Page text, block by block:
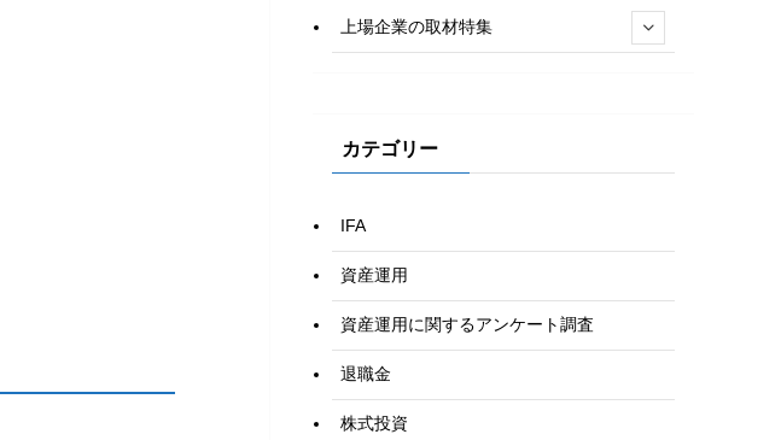
上場企業の取材特集
カテゴリー
IFA
資産運用
資産運用に関するアンケート調査
退職金
株式投資